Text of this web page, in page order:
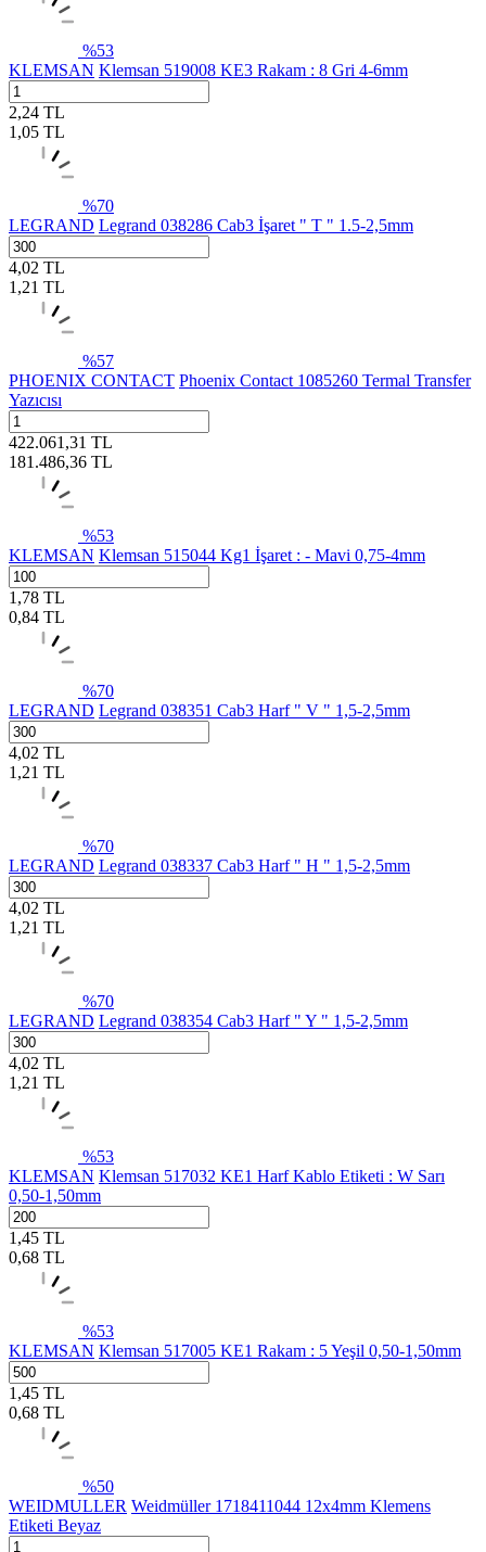
%53
KLEMSAN Klemsan 519008 KE3 Rakam : 8 Gri 4-6mm
2,24 TL
1,05 TL
%70
LEGRAND Legrand 038286 Cab3 İşaret " T " 1.5-2,5mm
4,02 TL
1,21 TL
%57
PHOENIX CONTACT Phoenix Contact 1085260 Termal Transfer
Yazıcısı
422.061,31 TL
181.486,36 TL
%53
KLEMSAN Klemsan 515044 Kg1 İşaret : - Mavi 0,75-4mm
1,78 TL
0,84 TL
%70
LEGRAND Legrand 038351 Cab3 Harf " V " 1,5-2,5mm
4,02 TL
1,21 TL
%70
LEGRAND Legrand 038337 Cab3 Harf " H " 1,5-2,5mm
4,02 TL
1,21 TL
%70
LEGRAND Legrand 038354 Cab3 Harf " Y " 1,5-2,5mm
4,02 TL
1,21 TL
%53
KLEMSAN Klemsan 517032 KE1 Harf Kablo Etiketi : W Sarı
0,50-1,50mm
1,45 TL
0,68 TL
%53
KLEMSAN Klemsan 517005 KE1 Rakam : 5 Yeşil 0,50-1,50mm
1,45 TL
0,68 TL
%50
WEIDMULLER Weidmüller 1718411044 12x4mm Klemens
Etiketi Beyaz